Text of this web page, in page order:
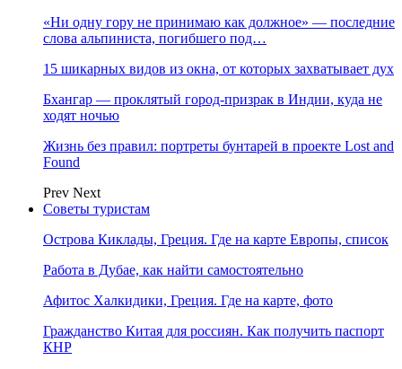
«Ни одну гору не принимаю как должное» — последние
слова альпиниста, погибшего под…
15 шикарных видов из окна, от которых захватывает дух
Бхангар — проклятый город-призрак в Индии, куда не
ходят ночью
Жизнь без правил: портреты бунтарей в проекте Lost and
Found
Prev Next
Советы туристам
Острова Киклады, Греция. Где на карте Европы, список
Работа в Дубае, как найти самостоятельно
Афитос Халкидики, Греция. Где на карте, фото
Гражданство Китая для россиян. Как получить паспорт
КНР